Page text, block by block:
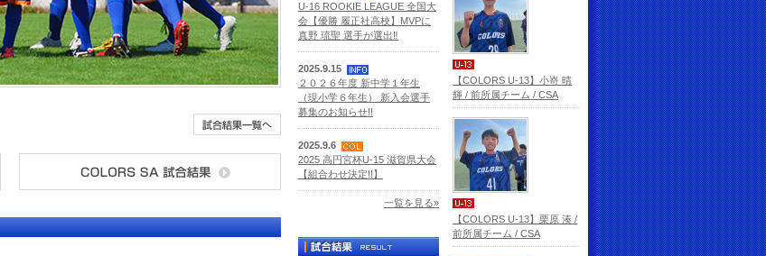
U-16 ROOKIE LEAGUE 全国大
会【優勝 履正社高校】MVPに
真野 琉聖 選手が選出‼️
2025.9.15
２０２６年度 新中学１年生
（現小学６年生） 新入会選手
募集のお知らせ!!
2025.9.6
2025 高円宮杯U-15 滋賀県大会
【組合わせ決定!!】
一覧を見る»
【COLORS U-13】小嵜 晴
輝 / 前所属チーム / CSA
【COLORS U-13】栗原 湊 /
前所属チーム / CSA